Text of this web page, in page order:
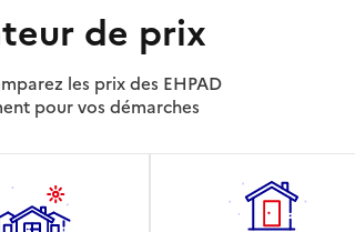
de prix
les prix des EHPAD
pour vos démarches